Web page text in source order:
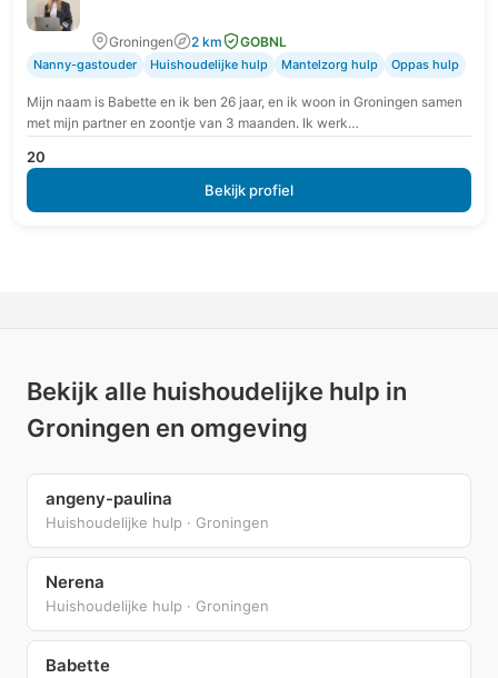
Groningen 2 km GOBNL
Nanny-gastouder Huishoudelijke hulp Mantelzorg hulp Oppas hulp
Mijn naam is Babette en ik ben 26 jaar, en ik woon in Groningen samen
met mijn partner en zoontje van 3 maanden. Ik werk…
20
Bekijk profiel
Bekijk alle huishoudelijke hulp in
Groningen en omgeving
angeny-paulina
Huishoudelijke hulp · Groningen
Nerena
Huishoudelijke hulp · Groningen
Babette